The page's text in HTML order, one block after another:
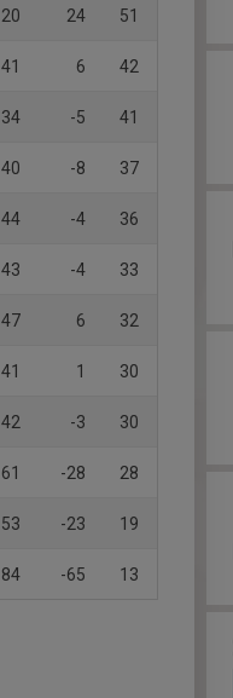
20 24 51
41 6 42
34 -5 41
40 -8 37
44 -4 36
43 -4 33
47 6 32
41 1 30
42 -3 30
61 -28 28
53 -23 19
84 -65 13